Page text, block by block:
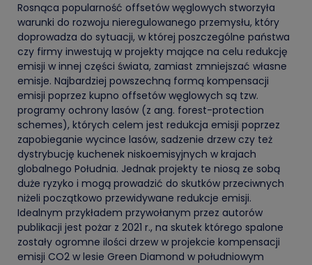
Rosnąca popularność offsetów węglowych stworzyła
warunki do rozwoju nieregulowanego przemysłu, który
doprowadza do sytuacji, w której poszczególne państwa
czy firmy inwestują w projekty mające na celu redukcję
emisji w innej części świata, zamiast zmniejszać własne
emisje. Najbardziej powszechną formą kompensacji
emisji poprzez kupno offsetów węglowych są tzw.
programy ochrony lasów (z ang. forest-protection
schemes), których celem jest redukcja emisji poprzez
zapobieganie wycince lasów, sadzenie drzew czy też
dystrybucję kuchenek niskoemisyjnych w krajach
globalnego Południa. Jednak projekty te niosą ze sobą
duże ryzyko i mogą prowadzić do skutków przeciwnych
niżeli początkowo przewidywane redukcje emisji.
Idealnym przykładem przywołanym przez autorów
publikacji jest pożar z 2021 r., na skutek którego spalone
zostały ogromne ilości drzew w projekcie kompensacji
emisji CO2 w lesie Green Diamond w południowym